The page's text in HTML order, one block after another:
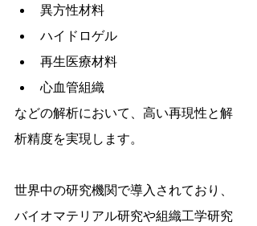
異方性材料
ハイドロゲル
再生医療材料
心血管組織
などの解析において、高い再現性と解
析精度を実現します。
世界中の研究機関で導入されており、
バイオマテリアル研究や組織工学研究